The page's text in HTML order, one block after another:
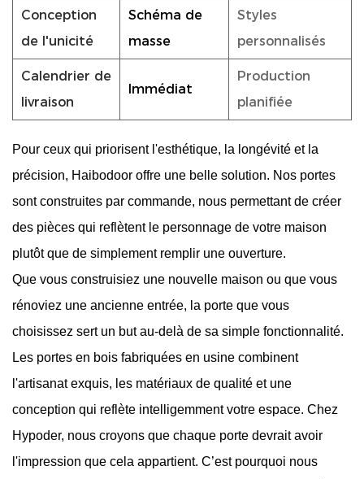
Conception
de l'unicité
Schéma de
masse
Styles
personnalisés
Calendrier de
livraison
Immédiat
Production
planifiée
Pour ceux qui priorisent l'esthétique, la longévité et la
précision, Haibodoor offre une belle solution. Nos portes
sont construites par commande, nous permettant de créer
des pièces qui reflètent le personnage de votre maison
plutôt que de simplement remplir une ouverture.
Que vous construisiez une nouvelle maison ou que vous
rénoviez une ancienne entrée, la porte que vous
choisissez sert un but au-delà de sa simple fonctionnalité.
Les portes en bois fabriquées en usine combinent
l'artisanat exquis, les matériaux de qualité et une
conception qui reflète intelligemment votre espace. Chez
Hypoder, nous croyons que chaque porte devrait avoir
l'impression que cela appartient. C’est pourquoi nous